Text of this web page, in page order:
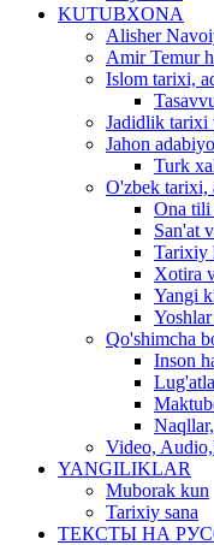
KUTUBXONA
Alisher
Amir Temur
Islom tarixi,
Jadidlik tarixi
Jahon
Turk
O'zbek tarixi,
Ona
San'at
Tarixiy
Xotira
Yangi
Qo'shimcha
Inson
Video,
YANGILIKLAR
Muborak kun
Tarixiy sana
ТЕКСТЫ НА